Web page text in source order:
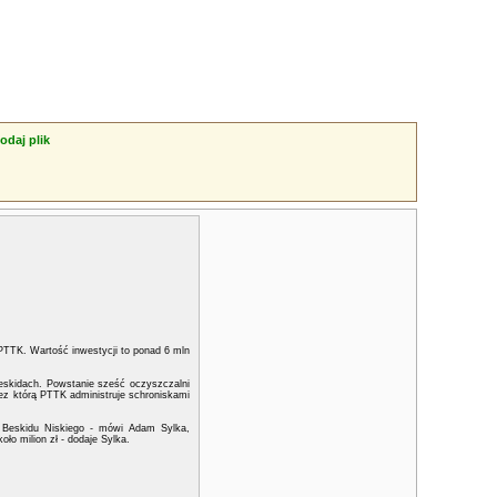
plik
Wartość inwestycji to ponad 6 mln
Powstanie sześć oczyszczalni
którą PTTK administruje schroniskami
Niskiego - mówi Adam Sylka,
milion zł - dodaje Sylka.